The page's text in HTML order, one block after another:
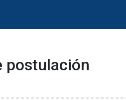
postulación